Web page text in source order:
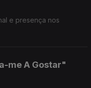
e presença nos
me A Gostar"